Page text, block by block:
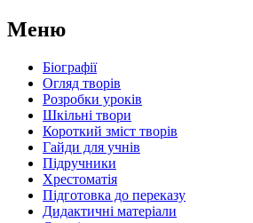
Меню
Біографії
Огляд творів
Розробки уроків
Шкільні твори
Короткий зміст творів
Гайди для учнів
Підручники
Хрестоматія
Підготовка до переказу
Дидактичні матеріали